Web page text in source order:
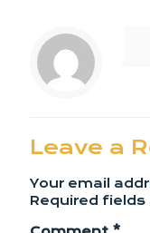
Leave a
Your email
Required fields